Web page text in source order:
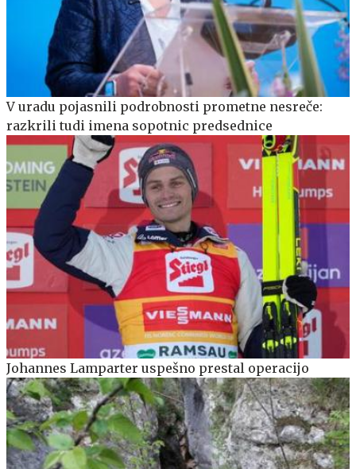
V uradu pojasnili podrobnosti prometne nesreče:
razkrili tudi imena sopotnic predsednice
Johannes Lamparter uspešno prestal operacijo